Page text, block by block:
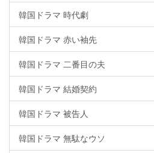
韓国ドラマ 時代劇
韓国ドラマ 赤い袖先
韓国ドラマ 二番目の夫
韓国ドラマ 結婚契約
韓国ドラマ 被告人
韓国ドラマ 無駄なウソ